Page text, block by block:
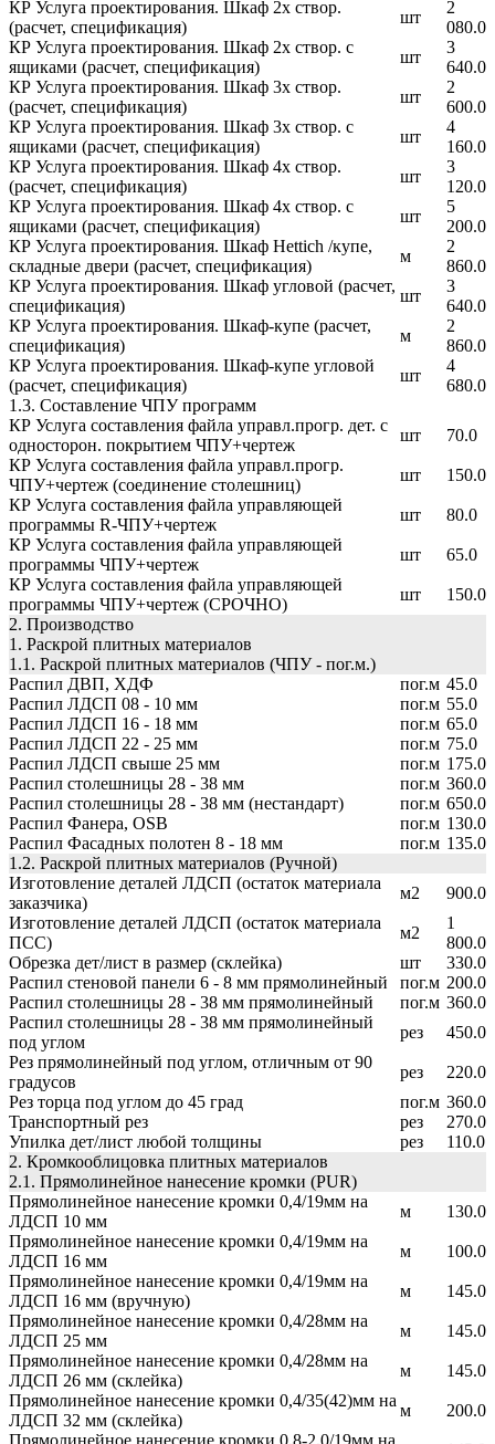
КР Услуга проектирования. Шкаф 2х створ.
(расчет, спецификация)
шт
2
080.0
КР Услуга проектирования. Шкаф 2х створ. с
ящиками (расчет, спецификация)
шт
3
640.0
КР Услуга проектирования. Шкаф 3х створ.
(расчет, спецификация)
шт
2
600.0
КР Услуга проектирования. Шкаф 3х створ. с
ящиками (расчет, спецификация)
шт
4
160.0
КР Услуга проектирования. Шкаф 4х створ.
(расчет, спецификация)
шт
3
120.0
КР Услуга проектирования. Шкаф 4х створ. с
ящиками (расчет, спецификация)
шт
5
200.0
КР Услуга проектирования. Шкаф Hettich /купе,
складные двери (расчет, спецификация)
м
2
860.0
КР Услуга проектирования. Шкаф угловой (расчет,
спецификация)
шт
3
640.0
КР Услуга проектирования. Шкаф-купе (расчет,
спецификация)
м
2
860.0
КР Услуга проектирования. Шкаф-купе угловой
(расчет, спецификация)
шт
4
680.0
1.3. Составление ЧПУ программ
КР Услуга составления файла управл.прогр. дет. с
односторон. покрытием ЧПУ+чертеж
шт
70.0
КР Услуга составления файла управл.прогр.
ЧПУ+чертеж (соединение столешниц)
шт
150.0
КР Услуга составления файла управляющей
программы R-ЧПУ+чертеж
шт
80.0
КР Услуга составления файла управляющей
программы ЧПУ+чертеж
шт
65.0
КР Услуга составления файла управляющей
программы ЧПУ+чертеж (СРОЧНО)
шт
150.0
2. Производство
1. Раскрой плитных материалов
1.1. Раскрой плитных материалов (ЧПУ - пог.м.)
Распил ДВП, ХДФ
пог.м 45.0
Распил ЛДСП 08 - 10 мм
пог.м 55.0
Распил ЛДСП 16 - 18 мм
пог.м 65.0
Распил ЛДСП 22 - 25 мм
пог.м 75.0
Распил ЛДСП свыше 25 мм
пог.м 175.0
Распил столешницы 28 - 38 мм
пог.м 360.0
Распил столешницы 28 - 38 мм (нестандарт)
пог.м 650.0
Распил Фанера, OSB
пог.м 130.0
Распил Фасадных полотен 8 - 18 мм
пог.м 135.0
1.2. Раскрой плитных материалов (Ручной)
Изготовление деталей ЛДСП (остаток материала
заказчика)
м2
900.0
Изготовление деталей ЛДСП (остаток материала
ПСС)
м2
1
800.0
Обрезка дет/лист в размер (склейка)
шт
330.0
Распил стеновой панели 6 - 8 мм прямолинейный
пог.м 200.0
Распил столешницы 28 - 38 мм прямолинейный
пог.м 360.0
Распил столешницы 28 - 38 мм прямолинейный
под углом
рез
450.0
Рез прямолинейный под углом, отличным от 90
градусов
рез
220.0
Рез торца под углом до 45 град
пог.м 360.0
Транспортный рез
рез
270.0
Упилка дет/лист любой толщины
рез
110.0
2. Кромкооблицовка плитных материалов
2.1. Прямолинейное нанесение кромки (PUR)
Прямолинейное нанесение кромки 0,4/19мм на
ЛДСП 10 мм
м
130.0
Прямолинейное нанесение кромки 0,4/19мм на
ЛДСП 16 мм
м
100.0
Прямолинейное нанесение кромки 0,4/19мм на
ЛДСП 16 мм (вручную)
м
145.0
Прямолинейное нанесение кромки 0,4/28мм на
ЛДСП 25 мм
м
145.0
Прямолинейное нанесение кромки 0,4/28мм на
ЛДСП 26 мм (склейка)
м
145.0
Прямолинейное нанесение кромки 0,4/35(42)мм на
ЛДСП 32 мм (склейка)
м
200.0
Прямолинейное нанесение кромки 0,8-2,0/19мм на